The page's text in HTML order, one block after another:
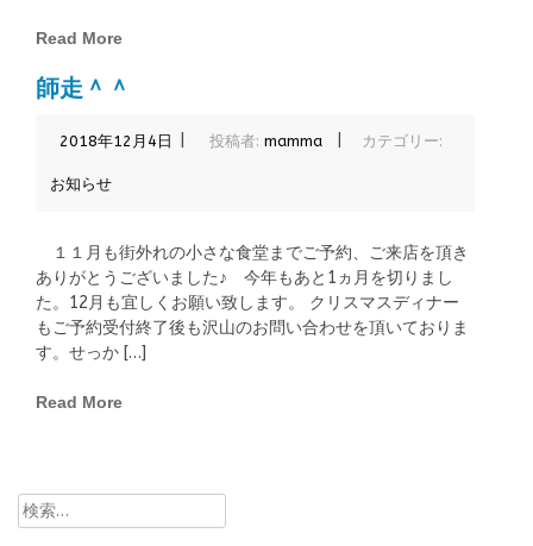
Read More
師走＾＾
2018年12月4日 投稿者: mamma カテゴリー:
お知らせ
１１月も街外れの小さな食堂までご予約、ご来店を頂き
ありがとうございました♪ 今年もあと1ヵ月を切りまし
た。12月も宜しくお願い致します。 クリスマスディナー
もご予約受付終了後も沢山のお問い合わせを頂いておりま
す。せっか […]
Read More
検
索: